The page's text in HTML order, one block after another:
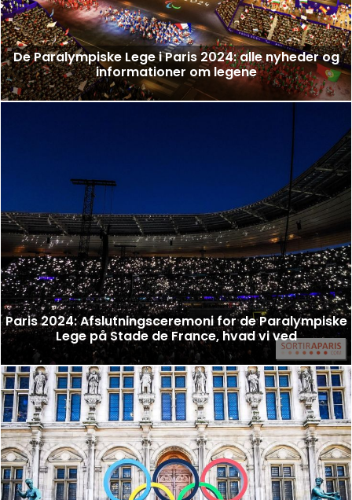
De Paralympiske Lege i Paris 2024: alle nyheder og
informationer om legene
Paris 2024: Afslutningsceremoni for de Paralympiske
Lege på Stade de France, hvad vi ved